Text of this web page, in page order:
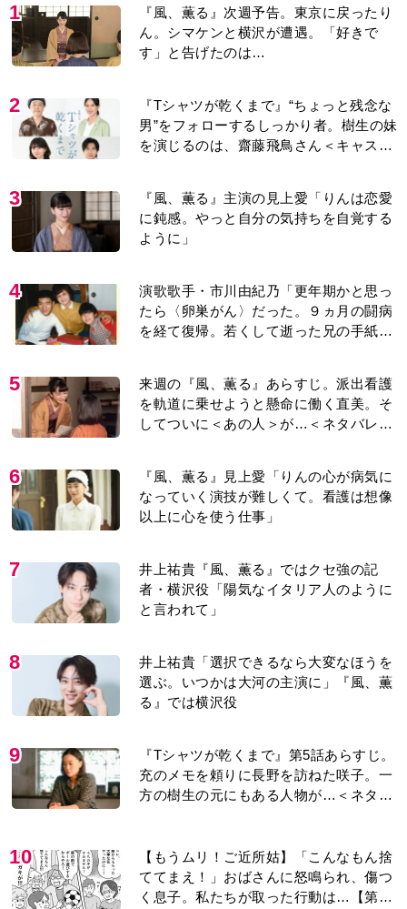
1
『風、薫る』次週予告。東京に戻ったり
ん。シマケンと横沢が遭遇。「好きで
す」と告げたのは…
2
『Tシャツが乾くまで』“ちょっと残念な
男”をフォローするしっかり者。樹生の妹
を演じるのは、齋藤飛鳥さん＜キャスト
3
『風、薫る』主演の見上愛「りんは恋愛
に鈍感。やっと自分の気持ちを自覚する
ように」
4
演歌歌手・市川由紀乃「更年期かと思っ
たら〈卵巣がん〉だった。９ヵ月の闘病
を経て復帰。若くして逝った兄の手紙を
5
来週の『風、薫る』あらすじ。派出看護
を軌道に乗せようと懸命に働く直美。そ
してついに＜あの人＞が…＜ネタバレあ
6
『風、薫る』見上愛「りんの心が病気に
なっていく演技が難しくて。看護は想像
以上に心を使う仕事」
7
井上祐貴『風、薫る』ではクセ強の記
者・横沢役「陽気なイタリア人のように
と言われて」
8
井上祐貴「選択できるなら大変なほうを
選ぶ。いつかは大河の主演に」『風、薫
る』では横沢役
9
『Tシャツが乾くまで』第5話あらすじ。
充のメモを頼りに長野を訪ねた咲子。一
方の樹生の元にもある人物が…＜ネタバ
10
【もうムリ！ご近所姑】「こんなもん捨
ててまえ！」おばさんに怒鳴られ、傷つ
く息子。私たちが取った行動は…【第3